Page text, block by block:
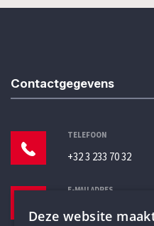
Contactgegevens
TELEFOON
+32 3 233 70 32
E-MAILADRES
Deze website